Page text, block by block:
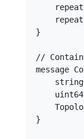
}
//
message
}